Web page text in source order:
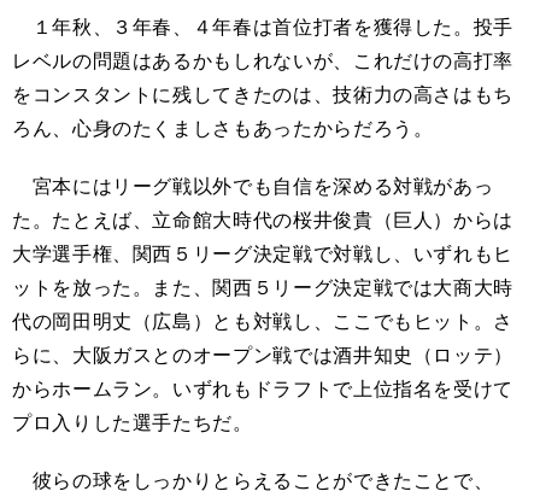
１年秋、３年春、４年春は首位打者を獲得した。投手
レベルの問題はあるかもしれないが、これだけの高打率
をコンスタントに残してきたのは、技術力の高さはもち
ろん、心身のたくましさもあったから だろう 。
宮本にはリーグ戦以外でも 自信を深める対戦があっ
た。たとえば、立命館大時代の桜井俊貴（巨人）からは
大学選手権、関西５リーグ決定戦で対戦し、いずれもヒ
ットを放った。また、関西５リーグ決定戦では大商大時
代の岡田明丈（広島）とも対戦し、ここでもヒット。さ
らに、大阪ガスとのオープン戦では酒井知史（ロッテ）
からホームラン。いずれもドラフトで上位指名を受けて
プロ入りした選手たちだ。
彼らの球をしっかりとらえることができたことで、